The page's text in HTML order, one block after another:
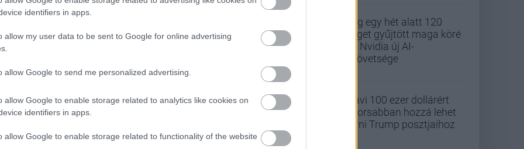
identifiers in apps.
allow my user data to be sent to Google for online advertising
allow Google to send me personalized advertising.
allow Google to enable storage related to analytics like cookies on
identifiers in apps.
allow Google to enable storage related to functionality of the website
Alig egy hét alatt 120
céget gyűjtött maga köré
az Nvidia új AI-
szövetsége
Havi 100 ezer dollárért
gyorsabban hozzá lehet
férni Trump posztjaihoz